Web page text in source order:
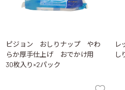
ピジョン おしりナップ やわ
らか厚手仕上げ おでかけ用
30枚入り×2パック
レ
し